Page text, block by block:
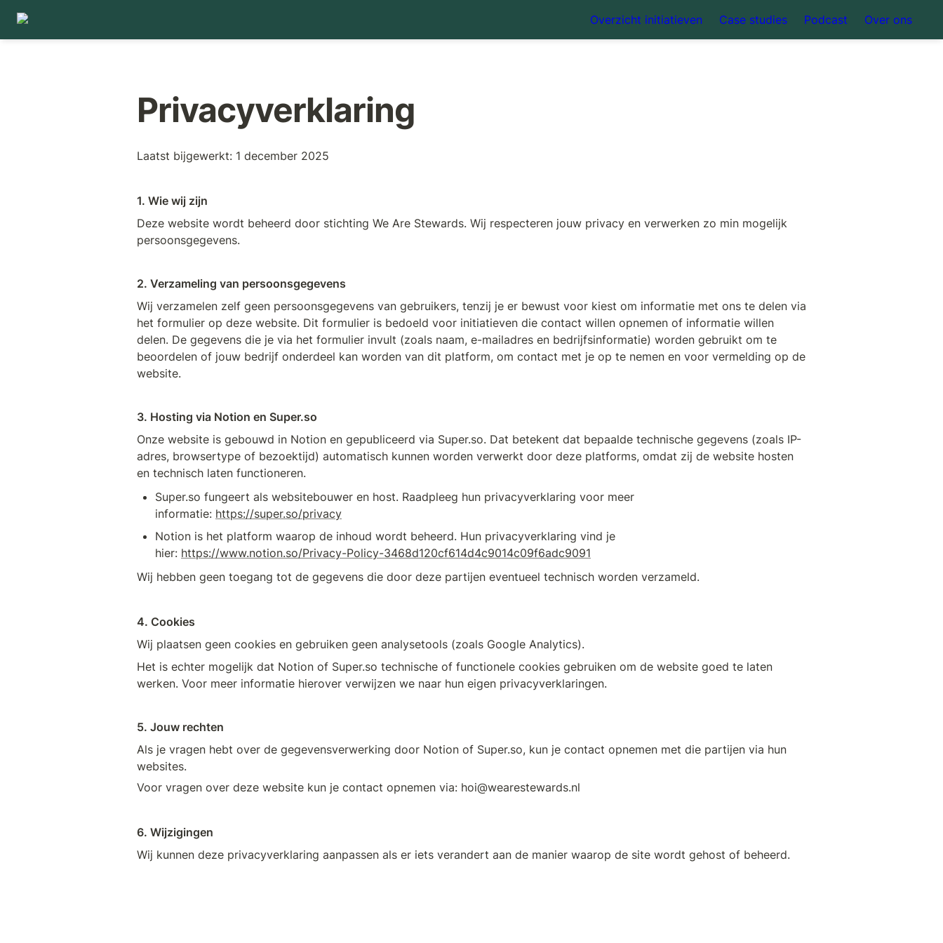
Overzicht initiatieven Case studies Podcast Over ons
Privacyverklaring
Laatst bijgewerkt: 1 december 2025
1. Wie wij zijn
Deze website wordt beheerd door stichting We Are Stewards. Wij respecteren jouw privacy en verwerken zo min mogelijk
persoonsgegevens.
2. Verzameling van persoonsgegevens
Wij verzamelen zelf geen persoonsgegevens van gebruikers, tenzij je er bewust voor kiest om informatie met ons te delen via
het formulier op deze website. Dit formulier is bedoeld voor initiatieven die contact willen opnemen of informatie willen
delen. De gegevens die je via het formulier invult (zoals naam, e-mailadres en bedrijfsinformatie) worden gebruikt om te
beoordelen of jouw bedrijf onderdeel kan worden van dit platform, om contact met je op te nemen en voor vermelding op de
website.
3. Hosting via Notion en Super.so
Onze website is gebouwd in Notion en gepubliceerd via Super.so. Dat betekent dat bepaalde technische gegevens (zoals IP-
adres, browsertype of bezoektijd) automatisch kunnen worden verwerkt door deze platforms, omdat zij de website hosten
en technisch laten functioneren.
Super.so fungeert als websitebouwer en host. Raadpleeg hun privacyverklaring voor meer
informatie: https://super.so/privacy
Notion is het platform waarop de inhoud wordt beheerd. Hun privacyverklaring vind je
hier: https://www.notion.so/Privacy-Policy-3468d120cf614d4c9014c09f6adc9091
Wij hebben geen toegang tot de gegevens die door deze partijen eventueel technisch worden verzameld.
4. Cookies
Wij plaatsen geen cookies en gebruiken geen analysetools (zoals Google Analytics).
Het is echter mogelijk dat Notion of Super.so technische of functionele cookies gebruiken om de website goed te laten
werken. Voor meer informatie hierover verwijzen we naar hun eigen privacyverklaringen.
5. Jouw rechten
Als je vragen hebt over de gegevensverwerking door Notion of Super.so, kun je contact opnemen met die partijen via hun
websites.
Voor vragen over deze website kun je contact opnemen via: hoi@wearestewards.nl
6. Wijzigingen
Wij kunnen deze privacyverklaring aanpassen als er iets verandert aan de manier waarop de site wordt gehost of beheerd.